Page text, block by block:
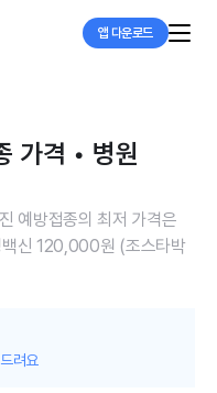
앱 다운로드
가격 • 병원
예방접종의 최저 가격은
신 120,000원 (조스타박
려요